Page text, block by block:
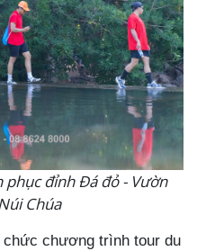
đỉnh Đá đỏ - Vườn
Chúa
chương trình tour du